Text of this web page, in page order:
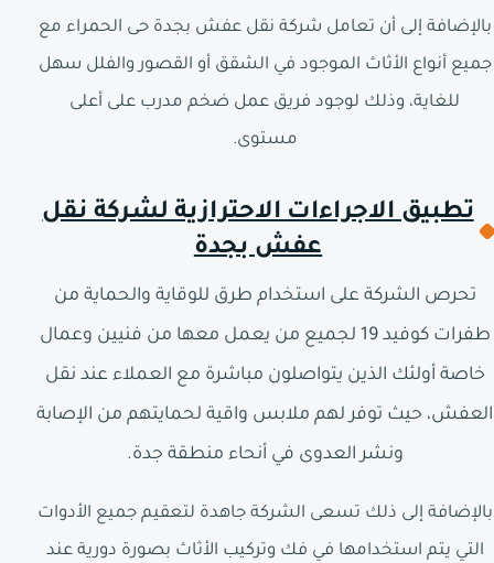
بالإضافة إلى أن تعامل شركة نقل عفش بجدة حى الحمراء مع
جميع أنواع الأثاث الموجود في الشقق أو القصور والفلل سهل
للغاية، وذلك لوجود فريق عمل ضخم مدرب على أعلى
مستوى.
تطبيق الاجراءات الاحترازية لشركة نقل
عفش بجدة
تحرص الشركة على استخدام طرق للوقاية والحماية من
طفرات كوفيد 19 لجميع من يعمل معها من فنيين وعمال
خاصة أولئك الذين يتواصلون مباشرة مع العملاء عند نقل
العفش، حيث توفر لهم ملابس واقية لحمايتهم من الإصابة
ونشر العدوى في أنحاء منطقة جدة.
بالإضافة إلى ذلك تسعى الشركة جاهدة لتعقيم جميع الأدوات
التي يتم استخدامها في فك وتركيب الأثاث بصورة دورية عند